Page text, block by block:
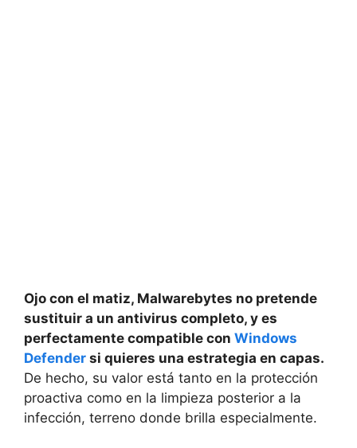
Ojo con el matiz, Malwarebytes no pretende
sustituir a un antivirus completo, y es
perfectamente compatible con Windows
Defender si quieres una estrategia en capas.
De hecho, su valor está tanto en la protección
proactiva como en la limpieza posterior a la
infección, terreno donde brilla especialmente.